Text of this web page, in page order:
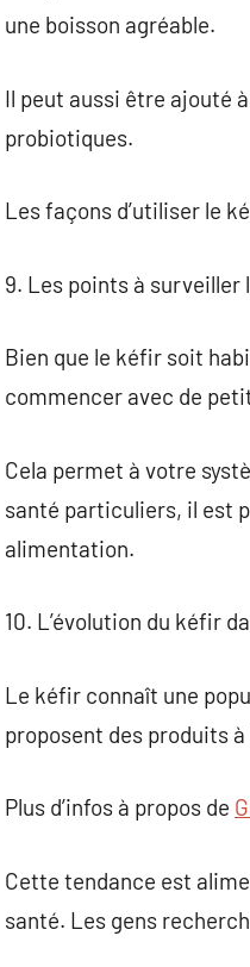
une boisson agréable.
Il peut aussi être ajouté
probiotiques.
Les façons d’utiliser le
9. Les points à surveiller
Bien que le kéfir soit
commencer avec de
Cela permet à votre
santé particuliers, il est
alimentation.
10. L’évolution du kéfir
Le kéfir connaît une
proposent des produits
Plus d’infos à propos de
Cette tendance est
santé. Les gens